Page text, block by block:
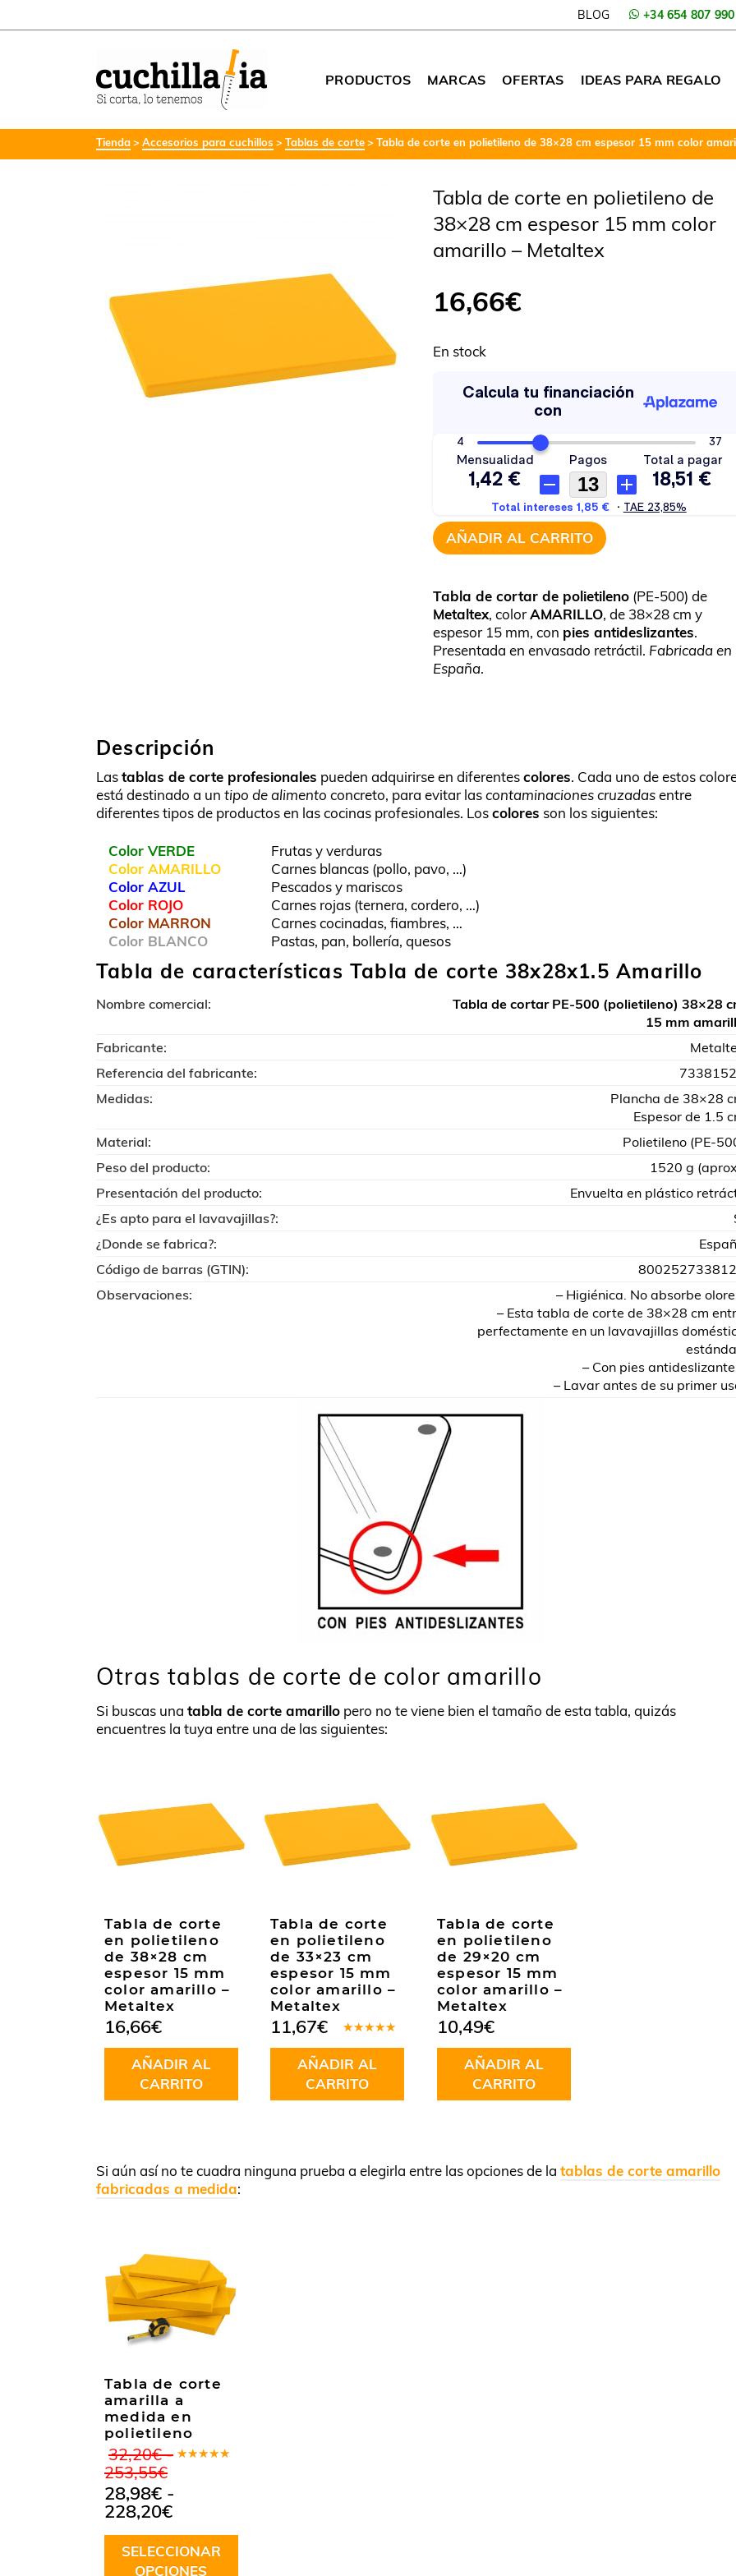
BLOG +34 654 807 990
PRODUCTOS MARCAS OFERTAS IDEAS PARA REGALO
Tienda Accesorios para cuchillos Tablas de corte Tabla de corte en polietileno de 38×28 cm espesor 15 mm color
Tabla de corte en polietileno de
38×28 cm espesor 15 mm color
amarillo – Metaltex
16,66€
En stock
AÑADIR AL CARRITO
Tabla de cortar de polietileno (PE-500) de
Metaltex, colorAMARILLO, de 38×28 cm y
espesor 15 mm, con pies antideslizantes.
Presentada en envasado retráctil. Fabricada en
España.
Descripción
Lastablas de corte profesionales pueden adquirirse en diferentescolores. Cada uno de estos
está destinado a un tipo de alimento concreto, para evitar lascontaminaciones cruzadasentre
diferentes tipos de productos en las cocinas profesionales. Loscolores son los siguientes:
Color VERDE
Frutas y verduras
Color AMARILLO
Carnes blancas (pollo, pavo, …)
Color AZUL
Pescados y mariscos
Color ROJO
Carnes rojas (ternera, cordero, …)
Color MARRON
Carnes cocinadas, fiambres, …
Color BLANCO
Pastas, pan, bollería, quesos
Tabla de características Tabla de corte 38x28x1.5 Amarillo
Nombre comercial:
Tabla de cortar PE-500 (polietileno) 38×28
15 mm
Fabricante:
Referencia del fabricante:
Medidas:
Plancha de 38×28
Espesor de 1.5
Material:
Polietileno (PE-
Peso del producto:
1520 g
Presentación del producto:
Envuelta en plástico
¿Es apto para el lavavajillas?:
¿Donde se fabrica?:
Código de barras (GTIN):
Observaciones:
– Higiénica. No absorbe
– Esta tabla de corte de 38×28 cm
perfectamente en un lavavajillas
– Con pies
– Lavar antes de su primer
Otras tablas de corte de color amarillo
Si buscas una tabla de corte amarillo pero no te viene bien el tamaño de esta tabla, quizás
encuentres la tuya entre una de las siguientes:
Tabla de corte
en polietileno
de 38×28 cm
espesor 15 mm
color amarillo –
Metaltex
16,66€
AÑADIR AL
CARRITO
Tabla de corte
en polietileno
de 33×23 cm
espesor 15 mm
color amarillo –
Metaltex
en5.00de
5
11,67€
AÑADIR AL
CARRITO
Tabla de corte
en polietileno
de 29×20 cm
espesor 15 mm
color amarillo –
Metaltex
10,49€
AÑADIR AL
CARRITO
Si aún así no te cuadra ninguna prueba a elegirla entre las opciones de la tablas de corte amarillo
fabricadas a medida:
Tabla de corte
amarilla a
medida en
polietileno
32,20€ -
253,55€Rango
precios:
desde
32,20€
hasta
253,55€
28,98€ -
228,20€Rango
precios:
desde
SELECCIONAR
OPCIONES